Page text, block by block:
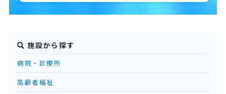
施設から探す
病院・診療所
高齢者福祉